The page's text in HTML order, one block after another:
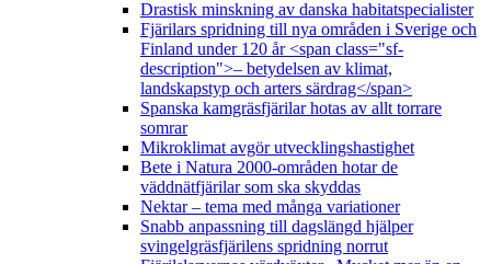
Drastisk minskning av danska habitatspecialister
Fjärilars spridning till nya områden i Sverige och
Finland under 120 år <span class="sf-
description">– betydelsen av klimat,
landskapstyp och arters särdrag</span>
Spanska kamgräsfjärilar hotas av allt torrare
somrar
Mikroklimat avgör utvecklingshastighet
Bete i Natura 2000-områden hotar de
väddnätfjärilar som ska skyddas
Nektar – tema med många variationer
Snabb anpassning till dagslängd hjälper
svingelgräsfjärilens spridning norrut